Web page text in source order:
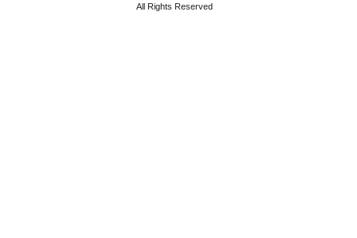
All Rights Reserved